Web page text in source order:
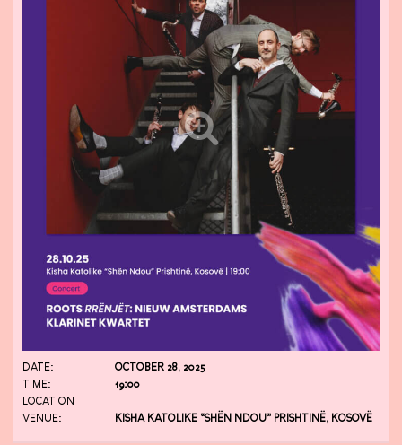
DATE:
OCTOBER 28, 2025
TIME:
19:00
LOCATION
VENUE:
KISHA KATOLIKE “SHËN NDOU” PRISHTINË, KOSOVË